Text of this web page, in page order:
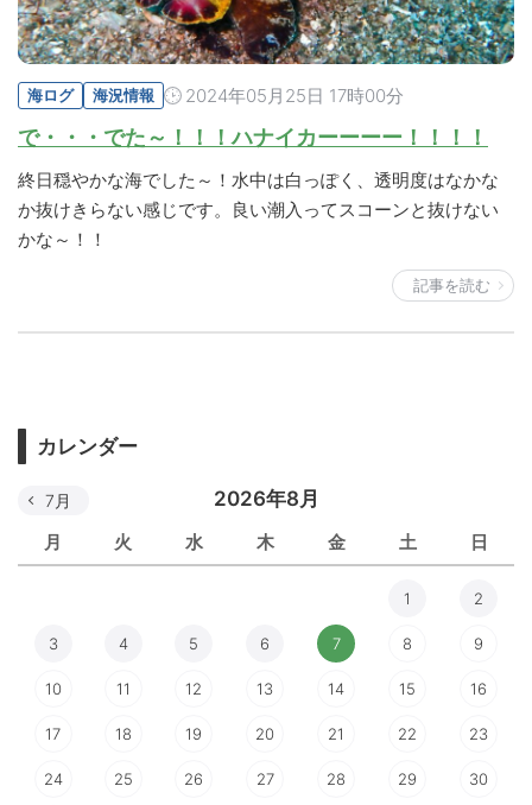
海ログ 海況情報 2024年05月25日 17時00分
で・・・でた～！！！ハナイカーーーー！！！！
終日穏やかな海でした～！水中は白っぽく、透明度はなかな
か抜けきらない感じです。良い潮入ってスコーンと抜けない
かな～！！
記事を読む
カレンダー
2026年8月
月 火 水 木 金 土 日
7月
1 2
3 4 5 6 7 8 9
10 11 12 13 14 15 16
17 18 19 20 21 22 23
24 25 26 27 28 29 30